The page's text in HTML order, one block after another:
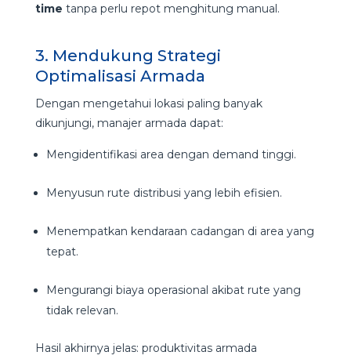
time tanpa perlu repot menghitung manual.
3. Mendukung Strategi
Optimalisasi Armada
Dengan mengetahui lokasi paling banyak
dikunjungi, manajer armada dapat:
Mengidentifikasi area dengan demand tinggi.
Menyusun rute distribusi yang lebih efisien.
Menempatkan kendaraan cadangan di area yang
tepat.
Mengurangi biaya operasional akibat rute yang
tidak relevan.
Hasil akhirnya jelas: produktivitas armada